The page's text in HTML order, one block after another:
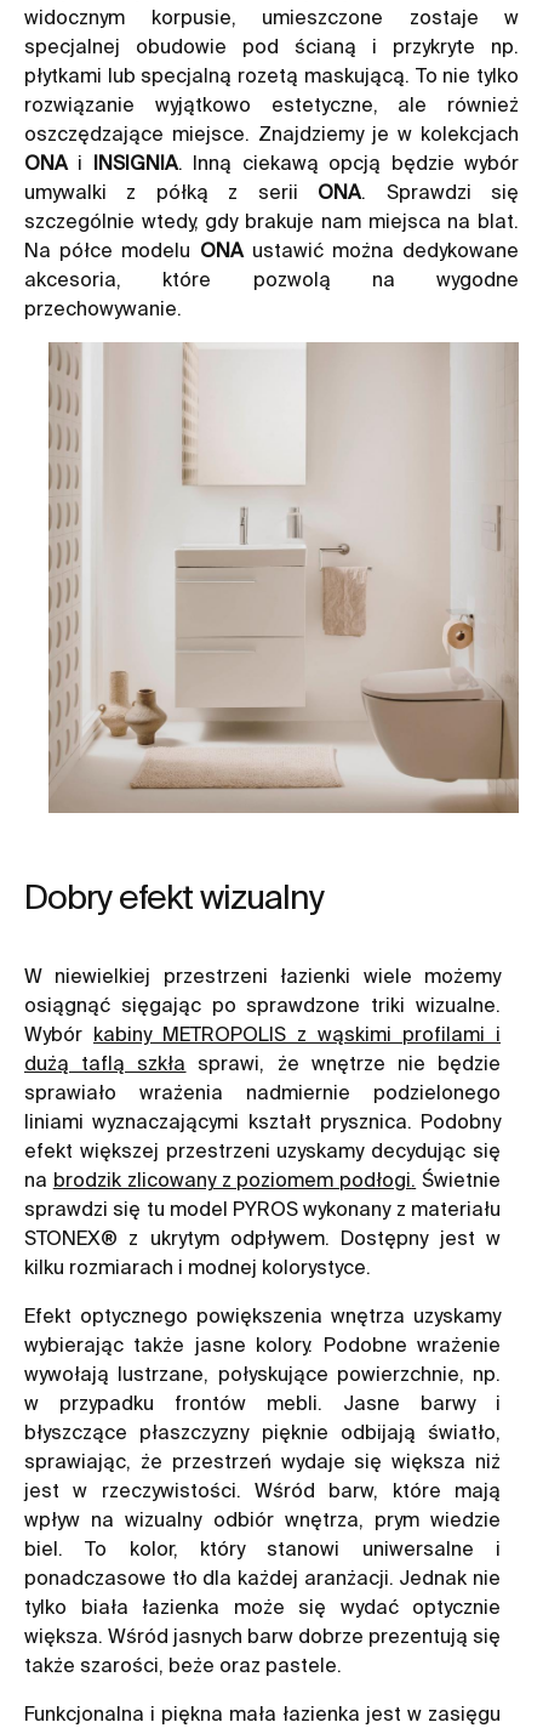
widocznym korpusie, umieszczone zostaje w
specjalnej obudowie pod ścianą i przykryte np.
płytkami lub specjalną rozetą maskującą. To nie tylko
rozwiązanie wyjątkowo estetyczne, ale również
oszczędzające miejsce. Znajdziemy je w kolekcjach
ONA i INSIGNIA. Inną ciekawą opcją będzie wybór
umywalki z półką z serii ONA . Sprawdzi się
szczególnie wtedy, gdy brakuje nam miejsca na blat.
Na półce modelu ONAustawić można dedykowane
akcesoria, które pozwolą na wygodne
przechowywanie.
Dobry efekt wizualny
W niewielkiej przestrzeni łazienki wiele możemy
osiągnąć sięgając po sprawdzone triki wizualne.
Wybór kabiny METROPOLIS z wąskimi profilami i
dużą taflą szkła sprawi, że wnętrze nie będzie
sprawiało wrażenia nadmiernie podzielonego
liniami wyznaczającymi kształt prysznica. Podobny
efekt większej przestrzeni uzyskamy decydując się
na brodzik zlicowany z poziomem podłogi Świetnie
sprawdzi się tu model PYROS wykonany z materiału
STONEX® z ukrytym odpływem. Dostępny jest w
kilku rozmiarach i modnej kolorystyce.
Efekt optycznego powiększenia wnętrza uzyskamy
wybierając także jasne kolory. Podobne wrażenie
wywołają lustrzane, połyskujące powierzchnie, np.
w przypadku frontów mebli. Jasne barwy i
błyszczące płaszczyzny pięknie odbijają światło,
sprawiając, że przestrzeń wydaje się większa niż
jest w rzeczywistości. Wśród barw, które mają
wpływ na wizualny odbiór wnętrza, prym wiedzie
biel. To kolor, który stanowi uniwersalne i
ponadczasowe tło dla każdej aranżacji. Jednak nie
tylko biała łazienka może się wydać optycznie
większa. Wśród jasnych barw dobrze prezentują się
także szarości, beże oraz pastele.
Funkcjonalna i piękna mała łazienka jest w zasięgu